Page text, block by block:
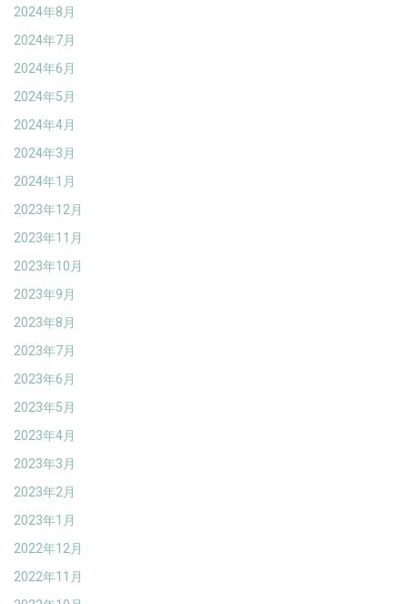
2024年8月
2024年7月
2024年6月
2024年5月
2024年4月
2024年3月
2024年1月
2023年12月
2023年11月
2023年10月
2023年9月
2023年8月
2023年7月
2023年6月
2023年5月
2023年4月
2023年3月
2023年2月
2023年1月
2022年12月
2022年11月